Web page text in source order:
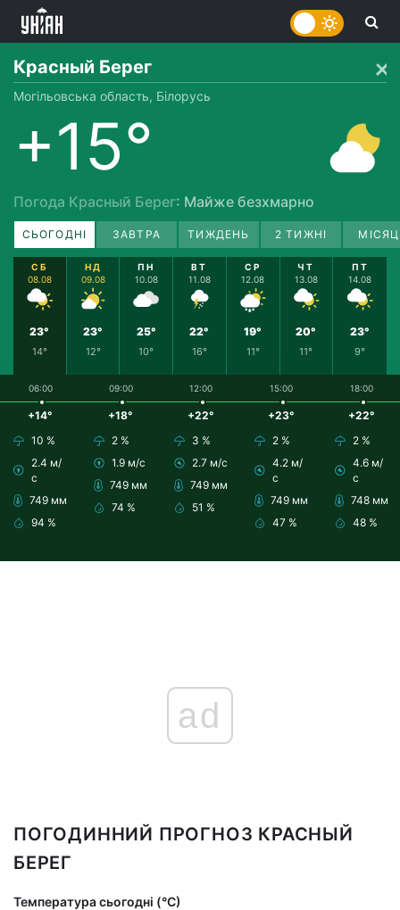
Красный Берег
Могільовська область, Білорусь
+15°
Погода Красный Берег: Майже безхмарно
СЬОГОДНІ ЗАВТРА ТИЖДЕНЬ 2 ТИЖНІ
СБ
08.08
23°
14°
НД
09.08
23°
12°
ПН
10.08
25°
10°
ВТ
11.08
22°
16°
СР
12.08
19°
11°
ЧТ
13.08
20°
11°
ПТ
14.08
23°
9°
06:00
+14°
10 %
2.4 м/
с
749 мм
94 %
09:00
+18°
2 %
1.9 м/с
749 мм
74 %
12:00
+22°
3 %
2.7 м/с
749 мм
51 %
15:00
+23°
2 %
4.2 м/
с
749 мм
47 %
18:00
+22°
2 %
4.6 м/
с
748 мм
48 %
ad
ПОГОДИННИЙ ПРОГНОЗ КРАСНЫЙ
БЕРЕГ
Температура сьогодні (°С)